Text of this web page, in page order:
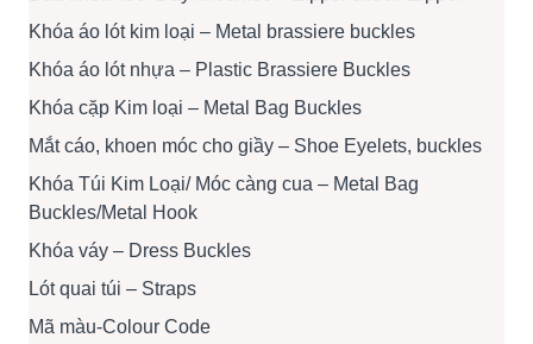
Khóa áo lót kim loại – Metal brassiere buckles
Khóa áo lót nhựa – Plastic Brassiere Buckles
Khóa cặp Kim loại – Metal Bag Buckles
Mắt cáo, khoen móc cho giầy – Shoe Eyelets, buckles
Khóa Túi Kim Loại/ Móc càng cua – Metal Bag
Buckles/Metal Hook
Khóa váy – Dress Buckles
Lót quai túi – Straps
Mã màu-Colour Code